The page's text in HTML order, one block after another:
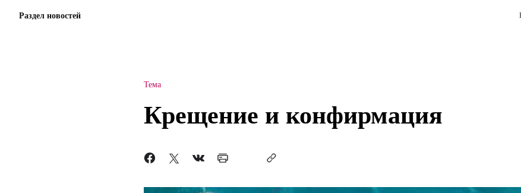
Раздел новостей
Тема
Крещение и конфирмация